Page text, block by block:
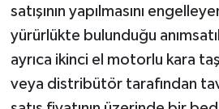
satışının yapılmasını
yürürlükte bulunduğu
ayrıca ikinci el motorlu kara
veya distribütör tarafından